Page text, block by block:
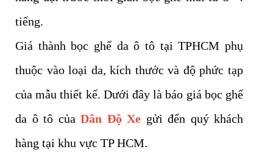
tiếng.
Giá thành bọc ghế da ô tô tại TPHCM phụ
thuộc vào loại da, kích thước và độ phức tạp
của mẫu thiết kế. Dưới đây là báo giá bọc ghế
da ô tô của Dân Độ Xe gửi đến quý khách
hàng tại khu vực TP HCM.